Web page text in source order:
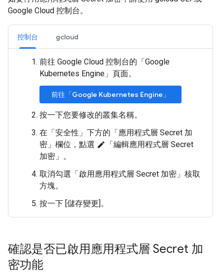
Google Cloud 控制台。
控制台 gcloud
前往 Google Cloud 控制台的「Google
Kubernetes Engine」 頁面。
前往「Google Kubernetes Engine」
按一下您要修改的叢集名稱。
在「安全性」 下方的「應用程式層 Secret 加
密」 欄位，點選 edit
「編輯應用程式層 Secret
加密」 。
取消勾選「啟用應用程式層 Secret 加密」 核取
方塊。
按一下 [儲存變更]。
確認是否已啟用應用程式層 Secret 加
密功能